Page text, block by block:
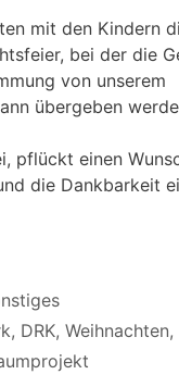
mit den Kindern
bei der die
von unserem
übergeben
pflückt einen
die Dankbarkeit
, DRK, Weihnachten,